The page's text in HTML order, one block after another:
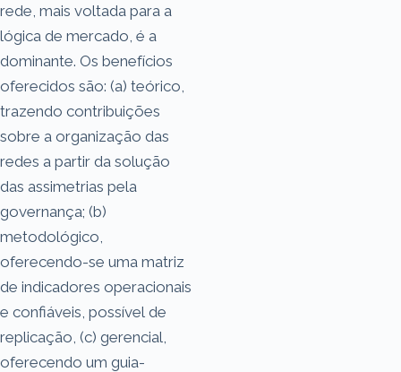
rede, mais voltada para a
lógica de mercado, é a
dominante. Os benefícios
oferecidos são: (a) teórico,
trazendo contribuições
sobre a organização das
redes a partir da solução
das assimetrias pela
governança; (b)
metodológico,
oferecendo-se uma matriz
de indicadores operacionais
e confiáveis, possível de
replicação, (c) gerencial,
oferecendo um guia-